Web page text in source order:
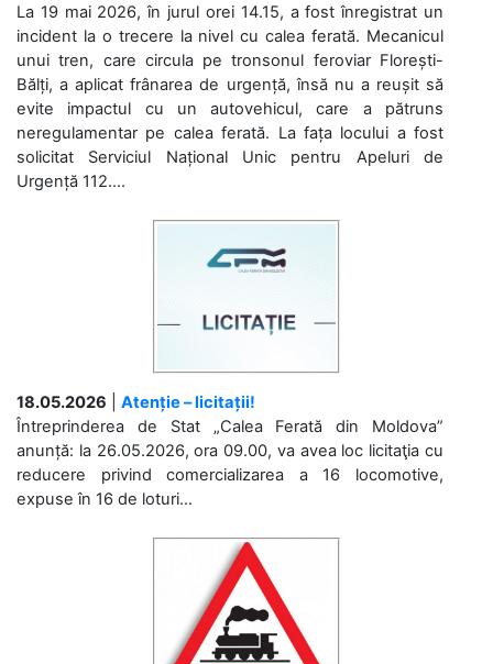
La 19 mai 2026, în jurul orei 14.15, a fost înregistrat un
incident la o trecere la nivel cu calea ferată. Mecanicul
unui tren, care circula pe tronsonul feroviar Florești-
Bălți, a aplicat frânarea de urgență, însă nu a reușit să
evite impactul cu un autovehicul, care a pătruns
neregulamentar pe calea ferată. La fața locului a fost
solicitat Serviciul Național Unic pentru Apeluri de
Urgență 112....
18.05.2026
Atenție – licitații!
Întreprinderea de Stat „Calea Ferată din Moldova”
anunță: la 26.05.2026, ora 09.00, va avea loc licitaţia cu
reducere privind comercializarea a 16 locomotive,
expuse în 16 de loturi...